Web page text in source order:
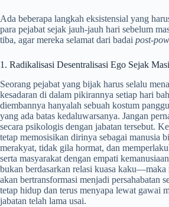
Ada beberapa langkah eksistensial yang
para pejabat sejak jauh-jauh hari sebelum
tiba, agar mereka selamat dari badai post-
1. Radikalisasi Desentralisasi Ego Sejak
Seorang pejabat yang bijak harus selalu
kesadaran di dalam pikirannya setiap hari
diembannya hanyalah sebuah kostum
yang ada batas kedaluwarsanya. Jangan
secara psikologis dengan jabatan tersebut.
tetap memosisikan dirinya sebagai manusia
merakyat, tidak gila hormat, dan
serta masyarakat dengan empati
bukan berdasarkan relasi kuasa kaku—maka
akan bertransformasi menjadi persahabatan
tetap hidup dan terus menyapa lewat gawai
jabatan telah lama usai.